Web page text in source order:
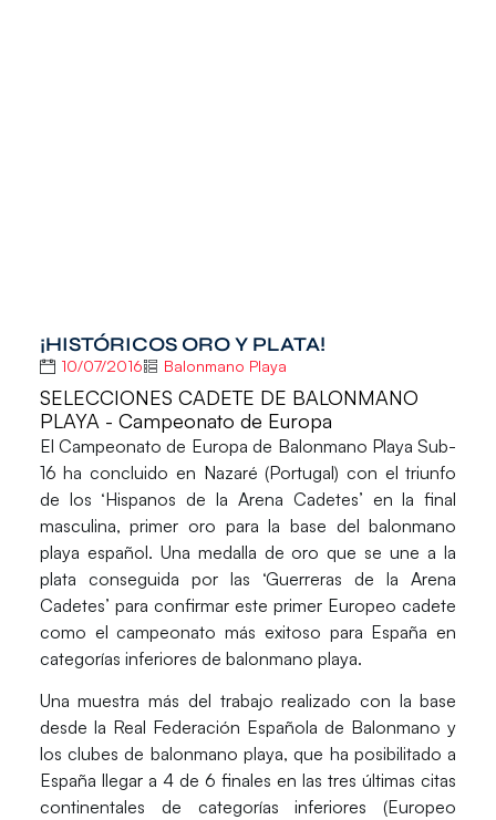
¡HISTÓRICOS ORO Y PLATA!
10/07/2016 Balonmano Playa
SELECCIONES CADETE DE BALONMANO
PLAYA - Campeonato de Europa
El Campeonato de Europa de Balonmano Playa Sub-
16 ha concluido en Nazaré (Portugal) con el triunfo
de los ‘Hispanos de la Arena Cadetes’ en la final
masculina, primer oro para la base del balonmano
playa español. Una medalla de oro que se une a la
plata conseguida por las ‘Guerreras de la Arena
Cadetes’ para confirmar este primer Europeo cadete
como el campeonato más exitoso para España en
categorías inferiores de balonmano playa.
Una muestra más del trabajo realizado con la base
desde la Real Federación Española de Balonmano y
los clubes de balonmano playa, que ha posibilitado a
España llegar a 4 de 6 finales en las tres últimas citas
continentales de categorías inferiores (Europeo